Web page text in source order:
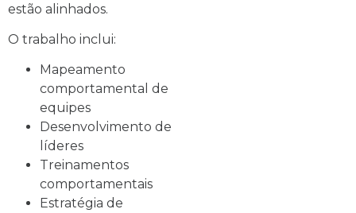
estão alinhados.
O trabalho inclui:
Mapeamento
comportamental de
equipes
Desenvolvimento de
líderes
Treinamentos
comportamentais
Estratégia de